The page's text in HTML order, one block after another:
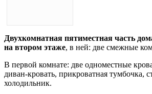
Двухкомнатная пятиместная часть
на втором этаже, в ней: две смежные
В первой комнате: две одноместные
диван-кровать, прикроватная тумбочка,
холодильник.